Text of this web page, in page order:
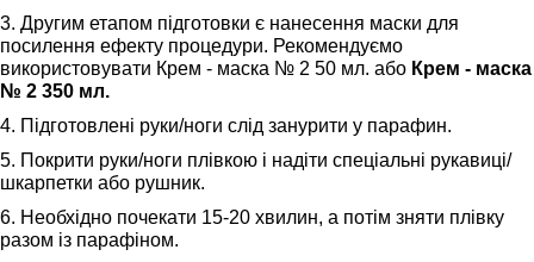
3. Другим етапом підготовки є нанесення маски для
посилення ефекту процедури. Рекомендуємо
використовувати Крем - маска № 2 50 мл. або Крем - маска
№ 2 350 мл.
4. Підготовлені руки/ноги слід занурити у парафин.
5. Покрити руки/ноги плівкою і надіти спеціальні рукавиці/
шкарпетки або рушник.
6. Необхідно почекати 15-20 хвилин, а потім зняти плівку
разом із парафіном.